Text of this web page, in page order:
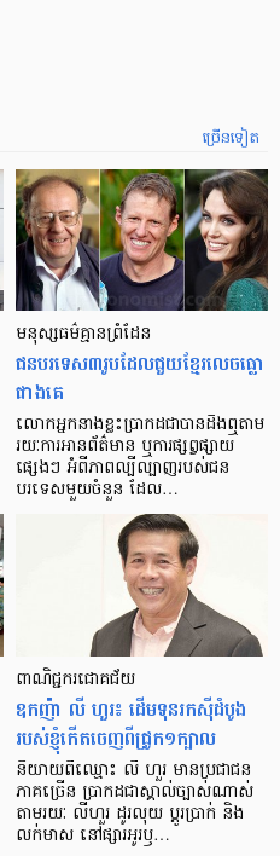
ច្រើនទៀត
មនុស្ស​ធម៌​គ្មាន​ព្រំដែន
ជន​បរទេស​៣​រូប​ដែល​ជួយ​ខ្មែរ​លេច​ធ្លោ​
ជាង​គេ
លោកអ្នក​នាង​ខ្លះ​ប្រាកដ​ជា​បាន​​ដឹង​ឮ​តាម​
រយៈ​ការ​អាន​ព័ត៌មាន ឬ​ការ​ផ្សព្វផ្សាយ​
ផ្សេងៗ អំពី​ភាព​ល្បីល្បាញ​របស់​ជន​
បរទេស​មួយ​ចំនួន ដែល…
ពាណិជ្ជករជោគជ័យ
ឧកញ៉ា លី ហួរ៖ ដើមទុនរកស៊ីដំបូង
របស់ខ្ញុំកើតចេញពីជ្រូក១ក្បាល
និយាយ​ពី​ឈ្មោះ លី ហួរ មាន​ប្រជាជន​
ភាគ​ច្រើន ប្រាកដ​ជា​ស្គាល់​ច្បាស់​ណាស់
តាមរយៈ លីហួរ ដូរ​លុយ ប្តូរ​បា្រក់ និង​
លក់​មាស នៅ​ផ្សារ​អូរ​ឫ…